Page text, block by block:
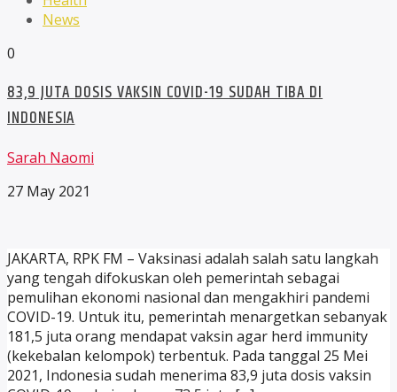
News
0
83,9 JUTA DOSIS VAKSIN COVID-19 SUDAH TIBA DI
INDONESIA
Sarah Naomi
27 May 2021
JAKARTA, RPK FM – Vaksinasi adalah salah satu langkah
yang tengah difokuskan oleh pemerintah sebagai
pemulihan ekonomi nasional dan mengakhiri pandemi
COVID-19. Untuk itu, pemerintah menargetkan sebanyak
181,5 juta orang mendapat vaksin agar herd immunity
(kekebalan kelompok) terbentuk. Pada tanggal 25 Mei
2021, Indonesia sudah menerima 83,9 juta dosis vaksin